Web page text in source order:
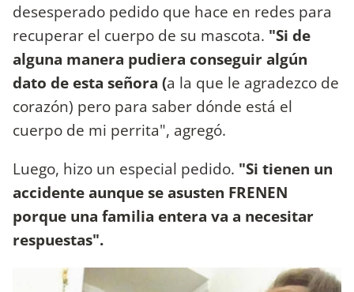
desesperado pedido que hace en redes para
recuperar el cuerpo de su mascota. "Si de
alguna manera pudiera conseguir algún
dato de esta señora (a la que le agradezco de
corazón) pero para saber dónde está el
cuerpo de mi perrita", agregó.
Luego, hizo un especial pedido. "Si tienen un
accidente aunque se asusten FRENEN
porque una familia entera va a necesitar
respuestas".